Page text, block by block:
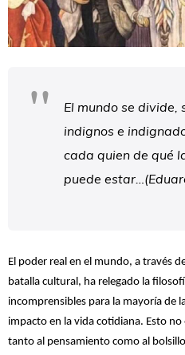
El mundo se divide,
indignos e
cada quien de qué
puede
El poder real en el mundo, a través
batalla cultural, ha relegado la
incomprensibles para la mayoría de
impacto en la vida cotidiana. Esto
tanto al pensamiento como al